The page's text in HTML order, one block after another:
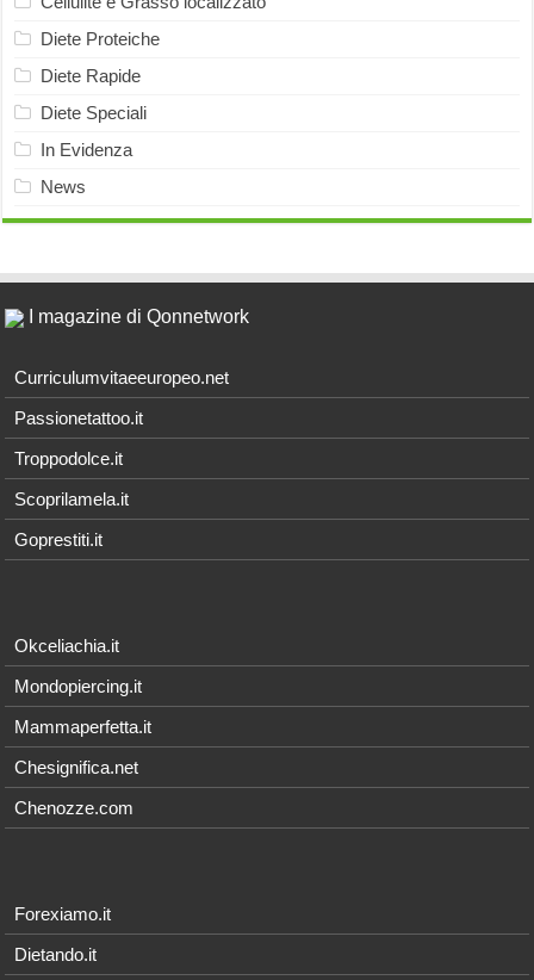
Diete Proteiche
Diete Rapide
Diete Speciali
In Evidenza
News
I magazine di Qonnetwork
Curriculumvitaeeuropeo.net
Passionetattoo.it
Troppodolce.it
Scoprilamela.it
Goprestiti.it
Okceliachia.it
Mondopiercing.it
Mammaperfetta.it
Chesignifica.net
Chenozze.com
Forexiamo.it
Dietando.it